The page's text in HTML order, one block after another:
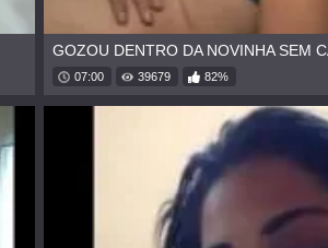
07:00 39679 82%